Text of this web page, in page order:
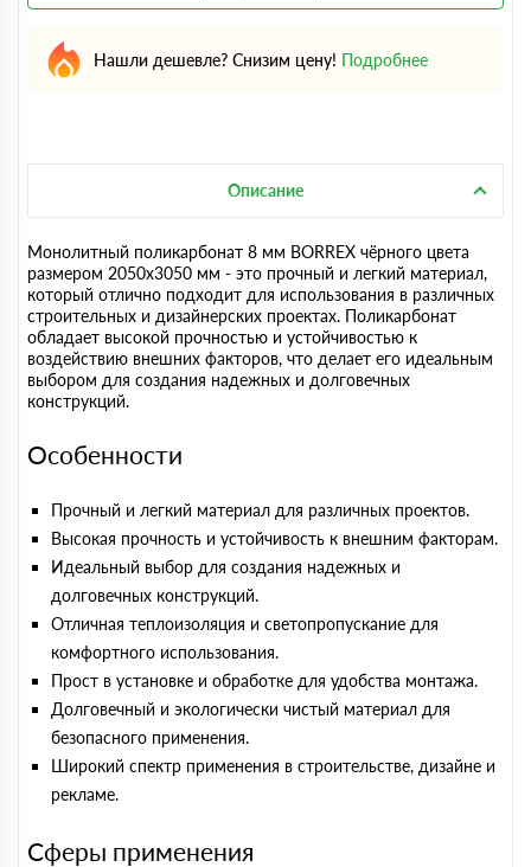
Нашли дешевле? Снизим цену! Подробнее
Описание
Монолитный поликарбонат 8 мм BORREX чёрного цвета
размером 2050х3050 мм - это прочный и легкий материал,
который отлично подходит для использования в различных
строительных и дизайнерских проектах. Поликарбонат
обладает высокой прочностью и устойчивостью к
воздействию внешних факторов, что делает его идеальным
выбором для создания надежных и долговечных
конструкций.
Особенности
Прочный и легкий материал для различных проектов.
Высокая прочность и устойчивость к внешним факторам.
Идеальный выбор для создания надежных и
долговечных конструкций.
Отличная теплоизоляция и светопропускание для
комфортного использования.
Прост в установке и обработке для удобства монтажа.
Долговечный и экологически чистый материал для
безопасного применения.
Широкий спектр применения в строительстве, дизайне и
рекламе.
Сферы применения